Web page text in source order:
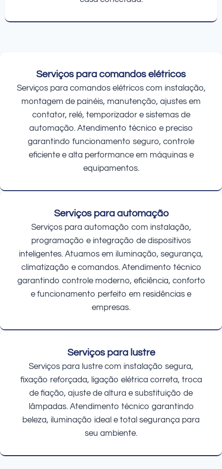
Serviços para comandos elétricos
Serviços para comandos elétricos com instalação,
montagem de painéis, manutenção, ajustes em
contator, relé, temporizador e sistemas de
automação. Atendimento técnico e preciso
garantindo funcionamento seguro, controle
eficiente e alta performance em máquinas e
equipamentos.
Serviços para automação
Serviços para automação com instalação,
programação e integração de dispositivos
inteligentes. Atuamos em iluminação, segurança,
climatização e comandos. Atendimento técnico
garantindo controle moderno, eficiência, conforto
e funcionamento perfeito em residências e
empresas.
Serviços para lustre
Serviços para lustre com instalação segura,
fixação reforçada, ligação elétrica correta, troca
de fiação, ajuste de altura e substituição de
lâmpadas. Atendimento técnico garantindo
beleza, iluminação ideal e total segurança para
seu ambiente.